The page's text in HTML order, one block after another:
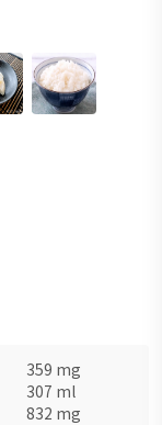
359 mg
307 ml
832 mg